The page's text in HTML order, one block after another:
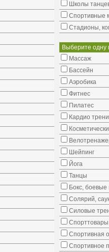
Школы
Cпортивные
Стадионы,
Выберите одну
Массаж
Бассейн
Аэробика
Фитнес
Пилатес
Кардио
Шейпинг
Йога
Танцы
Бокс, боевые
Солярий,
Силовые
Спортивная
Спортивное